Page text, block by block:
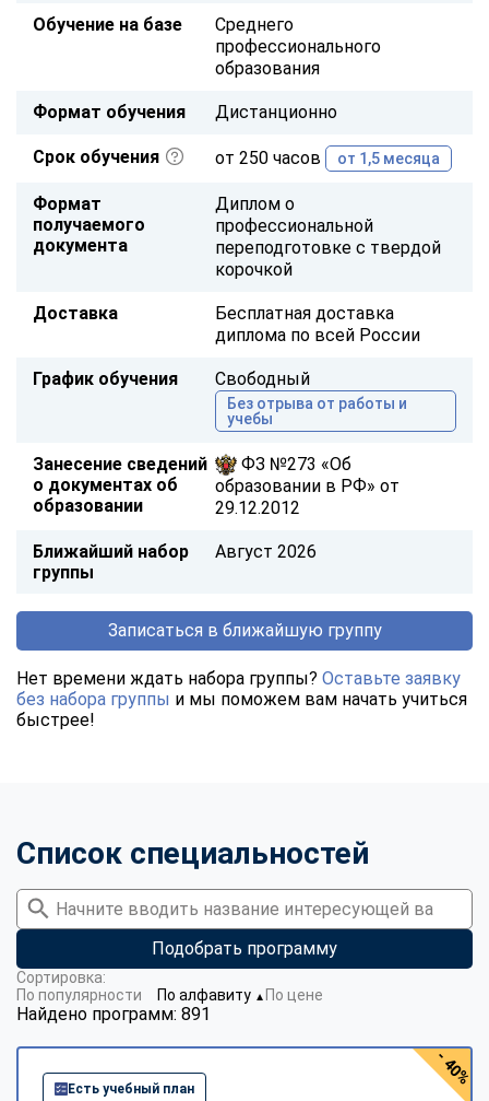
Обучение на базе
Среднего
профессионального
образования
Формат обучения Дистанционно
Срок обучения от 250 часов от 1,5 месяца
Формат
получаемого
документа
Диплом о
профессиональной
переподготовке с твердой
корочкой
Доставка
Бесплатная доставка
диплома по всей России
График обучения Свободный
Без отрыва от работы и
учебы
Занесение сведений
о документах об
образовании
ФЗ №273 «Об
образовании в РФ» от
29.12.2012
Ближайший набор
группы
Август 2026
Записаться в ближайшую группу
Нет времени ждать набора группы? Оставьте заявку
без набора группы и мы поможем вам начать учиться
быстрее!
Список специальностей
Подобрать программу
Найдено программ: 891
Сортировка:
По популярности
По алфавиту ▼ По цене
Есть учебный план
- 40%